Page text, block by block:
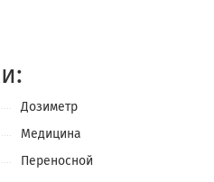
Дозиметр
Медицина
Переносной